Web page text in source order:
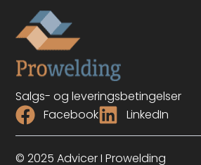
Salgs- og leveringsbetingelser
Facebook
LinkedIn
© 2025 Advicer I Prowelding